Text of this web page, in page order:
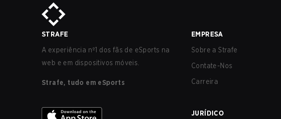
STRAFE
A experiência nº1 dos fãs de eSports na
web e em dispositivos móveis.
Strafe, tudo em eSports
EMPRESA
Sobre a Strafe
Contate-Nos
Carreira
JURÍDICO